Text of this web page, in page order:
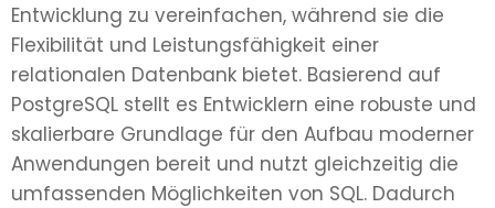
Entwicklung zu vereinfachen, während sie die
Flexibilität und Leistungsfähigkeit einer
relationalen Datenbank bietet. Basierend auf
PostgreSQL stellt es Entwicklern eine robuste und
skalierbare Grundlage für den Aufbau moderner
Anwendungen bereit und nutzt gleichzeitig die
umfassenden Möglichkeiten von SQL. Dadurch